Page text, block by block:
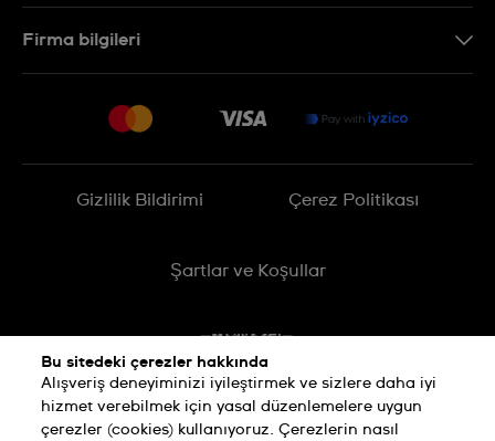
İade Politikası
Firma bilgileri
Gizlilik Bildirimi Çerez Politikası
Şartlar ve Koşullar
Bu sitedeki çerezler hakkında
Alışveriş deneyiminizi iyileştirmek ve sizlere daha iyi
hizmet verebilmek için yasal düzenlemelere uygun
çerezler (cookies) kullanıyoruz. Çerezlerin nasıl